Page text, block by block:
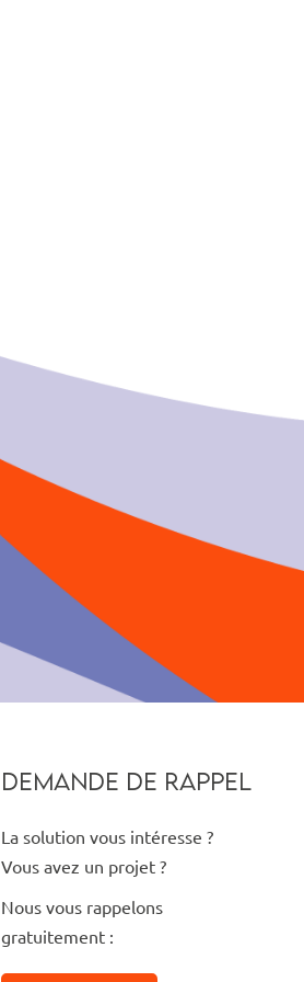
DEMANDE DE RAPPEL
La solution vous intéresse ?
Vous avez un projet ?
Nous vous rappelons
gratuitement :